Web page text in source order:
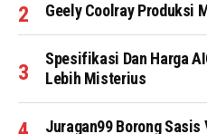
Geely Coolray Produksi
Spesifikasi Dan Harga
Lebih Misterius
Juragan99 Borong Sasis